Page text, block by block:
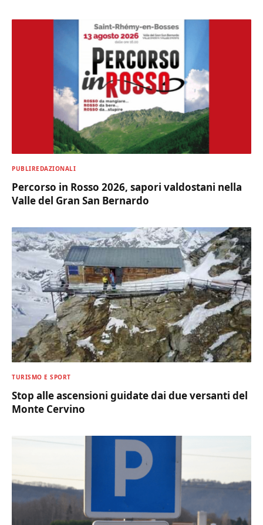
PUBLIREDAZIONALI
Percorso in Rosso 2026, sapori valdostani nella
Valle del Gran San Bernardo
TURISMO E SPORT
Stop alle ascensioni guidate dai due versanti del
Monte Cervino